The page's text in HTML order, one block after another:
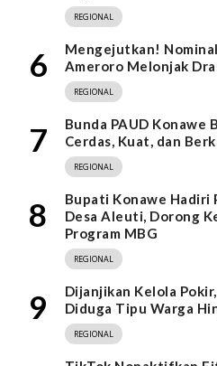
REGIONAL
6
Mengejutkan!
Ameroro Melonjak
REGIONAL
7
Bunda PAUD Konawe
Cerdas, Kuat, dan
REGIONAL
8
Bupati Konawe Hadiri
Desa Aleuti, Dorong
Program MBG
REGIONAL
9
Dijanjikan Kelola
Diduga Tipu Warga
REGIONAL